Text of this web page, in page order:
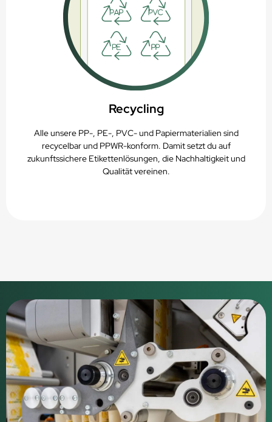
Recycling
Alle unsere PP-, PE-, PVC- und Papiermaterialien sind
recycelbar und PPWR-konform. Damit setzt du auf
zukunftssichere Etikettenlösungen, die Nachhaltigkeit und
Qualität vereinen.